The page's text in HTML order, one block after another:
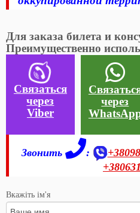
Для заказа билета и
Преимущественно
Связаться
через
Viber
через
Звонить :
Вкажіть ім'я